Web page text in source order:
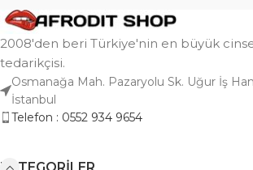
2008'den beri Türkiye'nin en büyük
tedarikçisi.
Osmanağa Mah. Pazaryolu Sk. Uğur İş
İstanbul
Telefon : 0552 934 9654